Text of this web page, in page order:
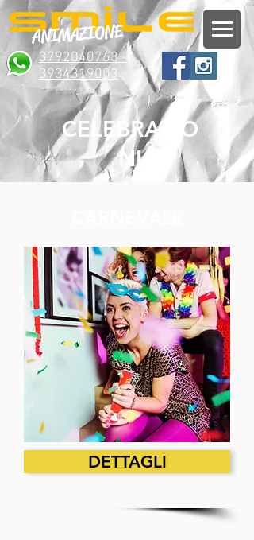
ANIMAZIONE
3792040768 -
3934319003
CELEBRAZIO
NI
DETTAGLI